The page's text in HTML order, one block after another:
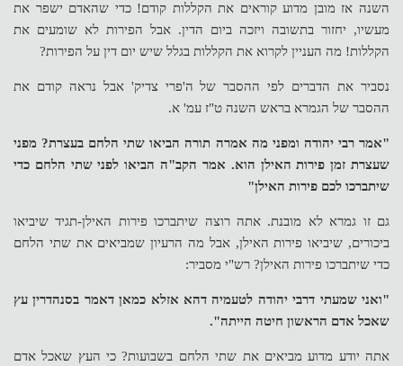
השנה אז מובן מדוע קוראים את הקללות קודם! כדי שהאדם ישפר את
מעשיו, יחזור בתשובה ויזכה ביום הדין. אבל הפירות לא שומעים את
הקללות! מה העניין לקרוא את הקללות בגלל שיש יום דין על הפירות?
נסביר את הדברים לפי ההסבר של ה'פרי צדיק' אבל נראה קודם את
ההסבר של הגמרא בראש השנה ט"ז עמ' א.
"אמר רבי יהודה ומפני מה אמרה תורה הביאו שתי הלחם בעצרת? מפני
שעצרת זמן פירות האילן הוא. אמר הקב"ה הביאו לפני שתי הלחם כדי
שיתברכו לכם פירות האילן"
גם זו גמרא לא מובנת. אתה רוצה שיתברכו פירות האילן-תגיד שיביאו
ביכורים, שיביאו פירות האילן, אבל מה הרעיון שמביאים את שתי הלחם
כדי שיתברכו פירות האילן? רש"י מסביר:
"ואני שמעתי דרבי יהודה לטעמיה דהא אזלא כמאן דאמר בסנהדרין עץ
שאכל אדם הראשון חיטה הייתה".
אתה יודע מדוע מביאים את שתי הלחם בשבועות? כי העץ שאכל אדם